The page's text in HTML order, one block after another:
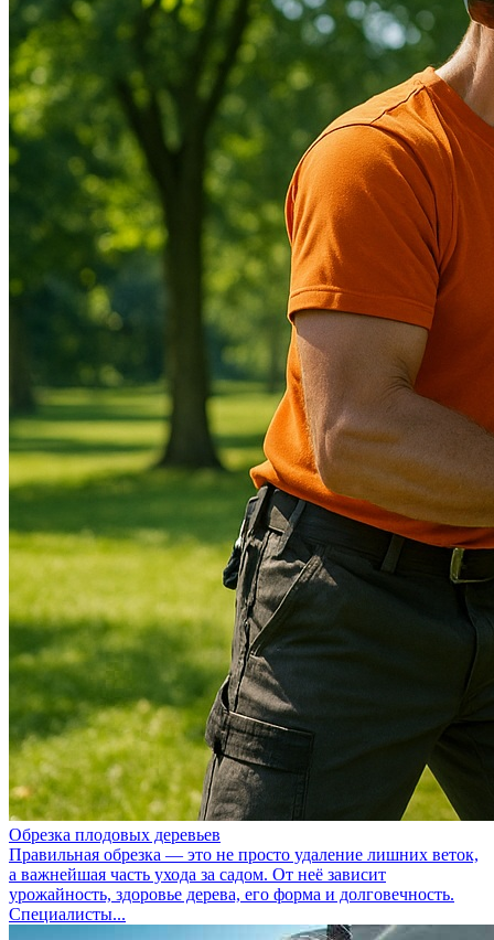
Обрезка плодовых деревьев
Правильная обрезка — это не просто удаление лишних веток,
а важнейшая часть ухода за садом. От неё зависит
урожайность, здоровье дерева, его форма и долговечность.
Специалисты...